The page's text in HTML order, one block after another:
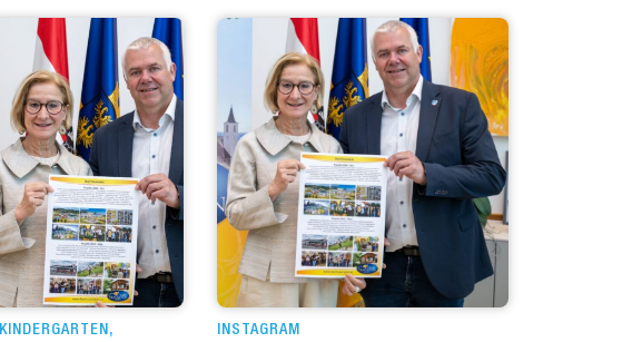
KINDERGARTEN ,
INSTAGRAM